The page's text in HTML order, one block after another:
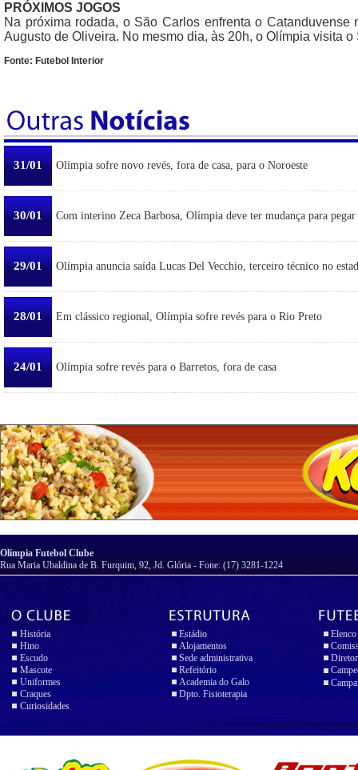
PRÓXIMOS JOGOS
Na próxima rodada, o São Carlos enfrenta o
Augusto de Oliveira. No mesmo dia, às 20h, o Olímpia visita
Fonte: Futebol Interior
31/01 Olímpia sofre novo revés, fora de casa, para o Noroeste
30/01 Com interino Zeca Barbosa, Olímpia deve ter mudança para pegar
29/01 Olímpia anuncia saída Lucas Del Vecchio, terceiro técnico no
28/01 Em clássico regional, Olímpia sofre revés para o Rio Preto
24/01 Olímpia sofre revés para o Barretos, fora de casa
Olímpia Futebol Clube
Rua Maria Ubaldina de B. Furquim, 92, Jd. Glória - Fone: (17) 3281-1224
História
Hino
Escudo
Mascote
Uniformes
Craques
Curiosidades
Estádio
Alojamentos
Sede administrativa
Refeitório
Academia do Galo
Dpto. Fisioterapia
Elenco